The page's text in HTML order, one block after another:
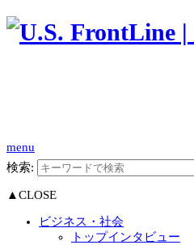
menu
検索:
▲CLOSE
ビジネス・社会
トップインタビュー